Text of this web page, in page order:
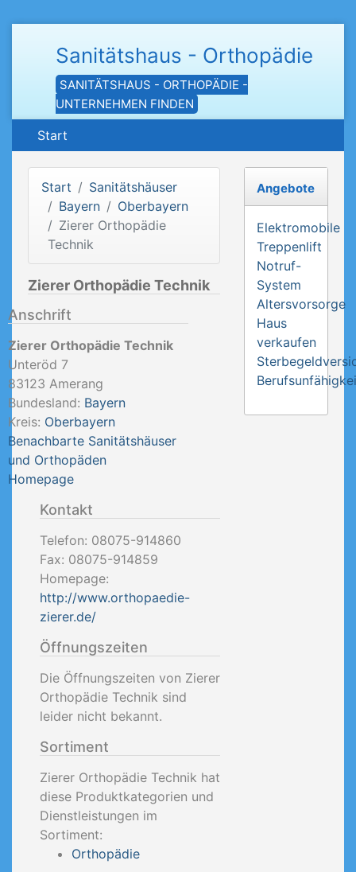
Sanitätshaus - Orthopädie
SANITÄTSHAUS - ORTHOPÄDIE -
UNTERNEHMEN FINDEN
Start
Start
Sanitätshäuser
Bayern
Oberbayern
Zierer Orthopädie
Technik
Zierer Orthopädie Technik
Anschrift
Zierer Orthopädie Technik
Unteröd 7
83123 Amerang
Bundesland: Bayern
Kreis: Oberbayern
Benachbarte Sanitätshäuser
und Orthopäden
Homepage
Kontakt
Telefon: 08075-914860
Fax: 08075-914859
Homepage:
http://www.orthopaedie-
zierer.de/
Öffnungszeiten
Die Öffnungszeiten von Zierer
Orthopädie Technik sind
leider nicht bekannt.
Sortiment
Zierer Orthopädie Technik hat
diese Produktkategorien und
Dienstleistungen im
Sortiment:
Orthopädie
Angebote
Elektromobile
Treppenlift
Notruf-
System
Altersvorsorge
Haus
verkaufen